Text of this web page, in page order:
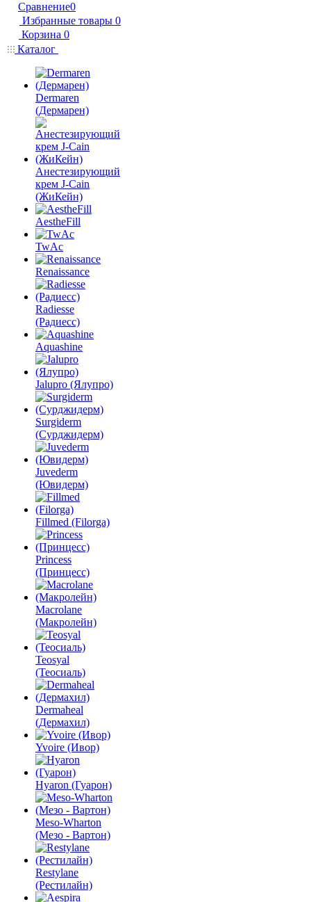
Сравнение0
Избранные товары 0
Корзина 0
Каталог
Dermaren
(Дермарен)
Анестезирующий
крем J-Cain
(ЖиКейн)
AestheFill
TwAc
Renaissance
Radiesse
(Радиесс)
Aquashine
Jalupro (Ялупро)
Surgiderm
(Сурджидерм)
Juvederm
(Ювидерм)
Fillmed (Filorga)
Princess
(Принцесс)
Macrolane
(Макролейн)
Teosyal
(Теосиаль)
Dermaheal
(Дермахил)
Yvoire (Ивор)
Hyaron (Гуарон)
Meso-Wharton
(Мезо - Вартон)
Restylane
(Рестилайн)